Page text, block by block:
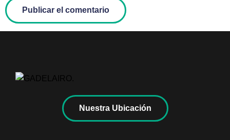
Nuestra Ubicación